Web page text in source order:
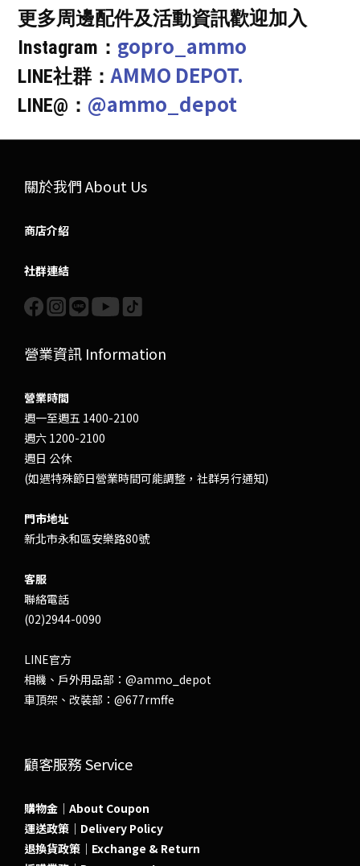
更多周邊配件及活動資訊歡迎加入
Instagram： gopro_ammo
LINE社群：AMMO DEPOT.
LINE@： @ammo_depot
關於我們 About Us
商店介紹
社群連結
營業資訊 Information
營業時間
週一至週五 1400-2100
週六 1200-2100
週日 公休
(如遇特殊節日營業時間可能調整，社群另行通知)
門市地址
新北市永和區安樂路80號
客服
聯絡電話
(02)2944-0090
LINE官方
相機、戶外用品部： @ammo_depot
車頂架、改裝部： @677rmffe
顧客服務 Service
購物金｜About Coupon
運送政策｜Delivery Policy
退換貨政策｜Exchange & Return